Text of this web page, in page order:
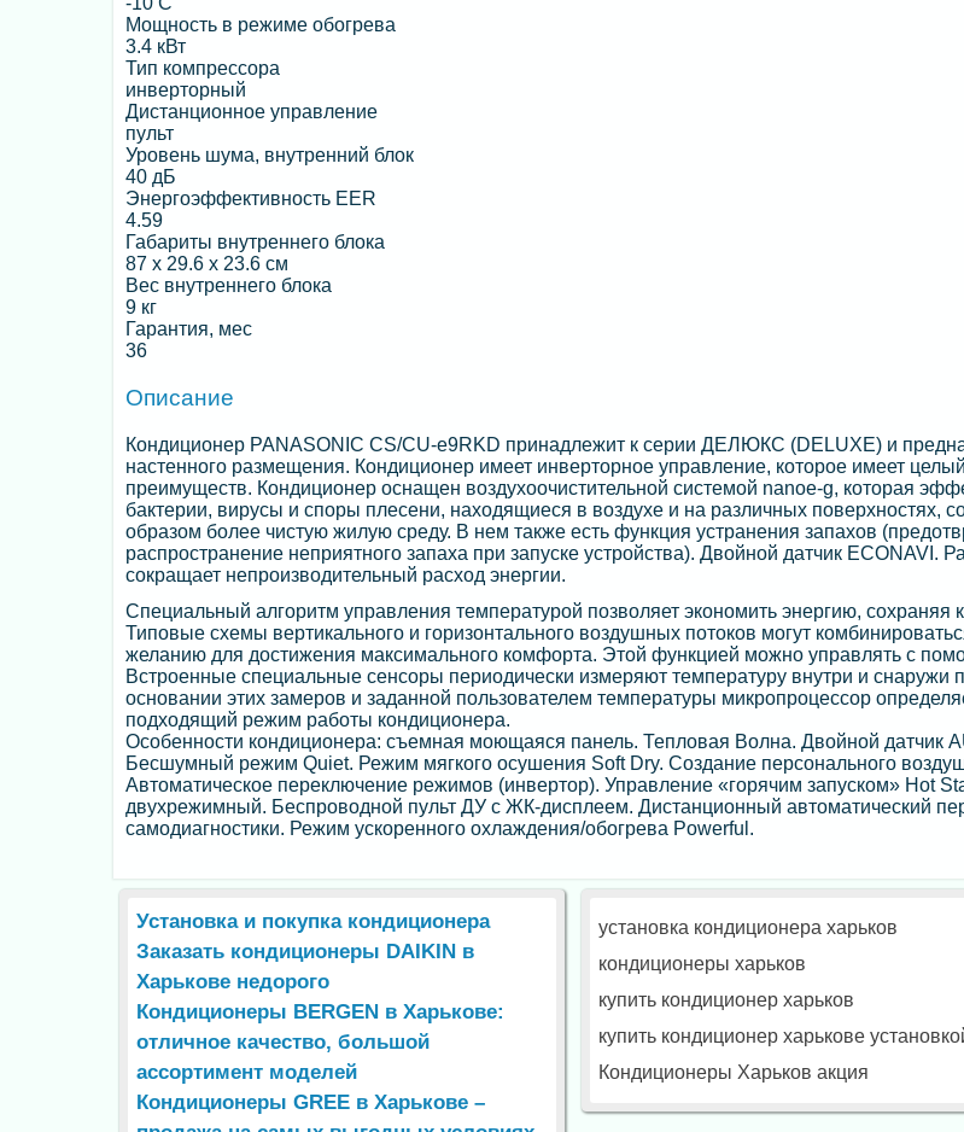
Мощность в режиме обогрева
3.4 кВт
Тип компрессора
инверторный
Дистанционное управление
пульт
Уровень шума, внутренний блок
40 дБ
Энергоэффективность EER
4.59
Габариты внутреннего блока
87 x 29.6 x 23.6 см
Вес внутреннего блока
9 кг
Гарантия, мес
36
Описание
Кондиционер PANASONIC CS/CU-е9RKD принадлежит к серии ДЕЛЮКС (DELUXE) и
настенного размещения. Кондиционер имеет инверторное управление, которое имеет
преимуществ. Кондиционер оснащен воздухоочистительной системой nanoe-g, которая
бактерии, вирусы и споры плесени, находящиеся в воздухе и на различных поверхностях,
образом более чистую жилую среду. В нем также есть функция устранения запахов
распространение неприятного запаха при запуске устройства). Двойной датчик ECONAVI.
сокращает непроизводительный расход энергии.
Специальный алгоритм управления температурой позволяет экономить энергию, сохраняя
Типовые схемы вертикального и горизонтального воздушных потоков могут
желанию для достижения максимального комфорта. Этой функцией можно управлять с
Встроенные специальные сенсоры периодически измеряют температуру внутри и
основании этих замеров и заданной пользователем температуры микропроцессор
подходящий режим работы кондиционера.
Особенности кондиционера: съемная моющаяся панель. Тепловая Волна. Двойной датчик
Бесшумный режим Quiet. Режим мягкого осушения Soft Dry. Создание персонального
Автоматическое переключение режимов (инвертор). Управление «горячим запуском» Hot
двухрежимный. Беспроводной пульт ДУ с ЖК-дисплеем. Дистанционный автоматический
самодиагностики. Режим ускоренного охлаждения/обогрева Powerful.
Установка и покупка кондиционера
Заказать кондиционеры DAIKIN в
Харькове недорого
Кондиционеры BERGEN в Харькове:
отличное качество, большой
ассортимент моделей
Кондиционеры GREE в Харькове –
установка кондиционера харьков
кондиционеры харьков
купить кондиционер харьков
купить кондиционер харькове
Кондиционеры Харьков акция